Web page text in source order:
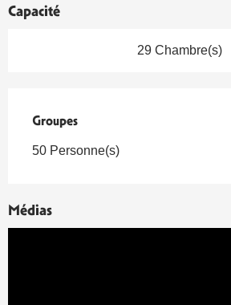
Capacité
29 Chambre(s)
Groupes
Groupes
50 Personne(s)
Médias